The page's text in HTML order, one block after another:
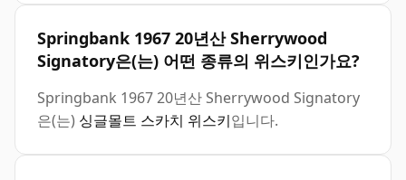
Springbank 1967 20년산 Sherrywood
Signatory은(는) 어떤 종류의 위스키인가요?
Springbank 1967 20년산 Sherrywood Signatory
은(는) 싱글몰트 스카치 위스키입니다.